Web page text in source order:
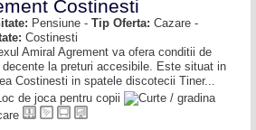
Costinesti
Pensiune - Tip Oferta: Cazare -
Costinesti
Amiral Agrement va ofera conditii de
decente la preturi accesibile. Este situat in
Costinesti in spatele discotecii Tiner...